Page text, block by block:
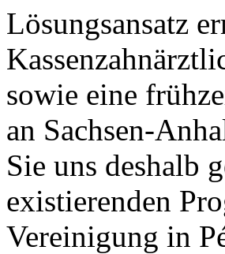
Lösungsansatz
sowie eine
an Sachsen-
Sie uns deshalb
existierenden
Vereinigung in